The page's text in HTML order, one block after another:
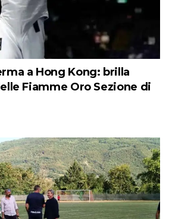
a Hong Kong: brilla
Fiamme Oro Sezione di